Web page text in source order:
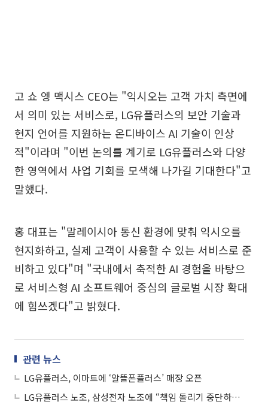
고 쇼 엥 맥시스 CEO는 "익시오는 고객 가치 측면에
서 의미 있는 서비스로, LG유플러스의 보안 기술과
현지 언어를 지원하는 온디바이스 AI 기술이 인상
적"이라며 "이번 논의를 계기로 LG유플러스와 다양
한 영역에서 사업 기회를 모색해 나가길 기대한다"고
말했다.
홍 대표는 "말레이시아 통신 환경에 맞춰 익시오를
현지화하고, 실제 고객이 사용할 수 있는 서비스로 준
비하고 있다"며 "국내에서 축적한 AI 경험을 바탕으
로 서비스형 AI 소프트웨어 중심의 글로벌 시장 확대
에 힘쓰겠다"고 밝혔다.
관련 뉴스
LG유플러스, 이마트에 ‘알뜰폰플러스’ 매장 오픈
LG유플러스 노조, 삼성전자 노조에 “책임 돌리기 중단하라” 반발